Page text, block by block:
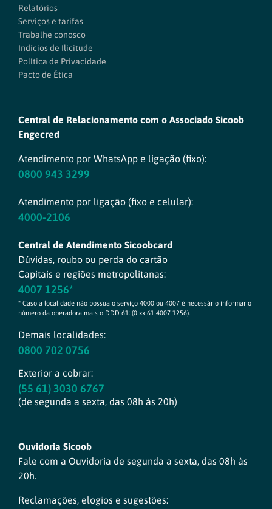
Relatórios
Serviços e tarifas
Trabalhe conosco
Indícios de Ilicitude
Política de Privacidade
Pacto de Ética
Central de Relacionamento com o Associado Sicoob
Engecred
Atendimento por WhatsApp e ligação (fixo):
0800 943 3299
Atendimento por ligação (fixo e celular):
4000-2106
Central de Atendimento Sicoobcard
Dúvidas, roubo ou perda do cartão
Capitais e regiões metropolitanas:
4007 1256*
* Caso a localidade não possua o serviço 4000 ou 4007 é necessário informar o
número da operadora mais o DDD 61: (0 xx 61 4007 1256).
Demais localidades:
0800 702 0756
Exterior a cobrar:
(55 61) 3030 6767
(de segunda a sexta, das 08h às 20h)
Ouvidoria Sicoob
Fale com a Ouvidoria de segunda a sexta, das 08h às
20h.
Reclamações, elogios e sugestões: